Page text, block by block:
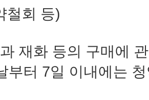
철회 등)
재화 등의 구매에
부터 7일 이내에는